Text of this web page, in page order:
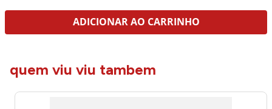
ADICIONAR AO CARRINHO
quem viu viu tambem